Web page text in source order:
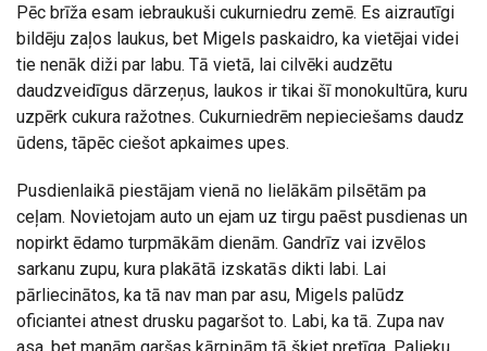
Pēc brīža esam iebraukuši cukurniedru zemē. Es aizrautīgi
bildēju zaļos laukus, bet Migels paskaidro, ka vietējai videi
tie nenāk diži par labu. Tā vietā, lai cilvēki audzētu
daudzveidīgus dārzeņus, laukos ir tikai šī monokultūra, kuru
uzpērk cukura ražotnes. Cukurniedrēm nepieciešams daudz
ūdens, tāpēc ciešot apkaimes upes.
Pusdienlaikā piestājam vienā no lielākām pilsētām pa
ceļam. Novietojam auto un ejam uz tirgu paēst pusdienas un
nopirkt ēdamo turpmākām dienām. Gandrīz vai izvēlos
sarkanu zupu, kura plakātā izskatās dikti labi. Lai
pārliecinātos, ka tā nav man par asu, Migels palūdz
oficiantei atnest drusku pagaršot to. Labi, ka tā. Zupa nav
asa, bet manām garšas kārpiņām tā šķiet pretīga. Palieku